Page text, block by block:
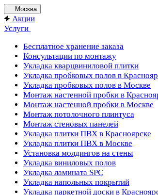
Москва
Акции
Услуги
Бесплатное хранение заказа
Консультации по монтажу
Укладка кварцвиниловой плитки
Укладка пробковых полов в
Укладка пробковых полов в Москве
Монтаж настенной пробки в
Монтаж настенной пробки в Москве
Монтаж потолочного плинтуса
Монтаж стеновых панелей
Укладка плитки ПВХ в Красноярске
Укладка плитки ПВХ в Москве
Установка молдингов на стены
Укладка виниловых полов
Укладка ламината SPC
Укладка напольных покрытий
Укладка паркетной доски в